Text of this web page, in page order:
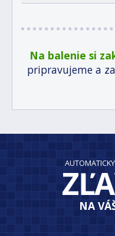
Na balenie si
pripravujeme a
NA